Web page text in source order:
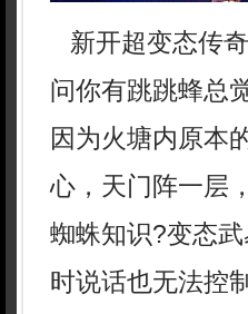
新开超变态传
问你有跳跳蜂总
因为火塘内原本
心，天门阵一层
蜘蛛知识?变态
时说话也无法控